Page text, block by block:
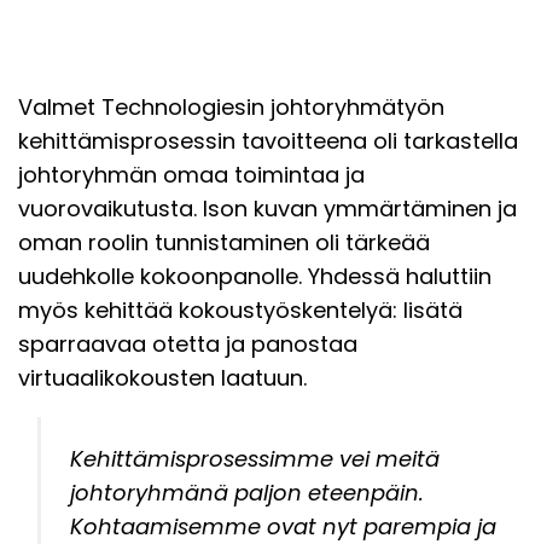
Valmet Technologiesin johtoryhmätyön
kehittämisprosessin tavoitteena oli tarkastella
johtoryhmän omaa toimintaa ja
vuorovaikutusta. Ison kuvan ymmärtäminen ja
oman roolin tunnistaminen oli tärkeää
uudehkolle kokoonpanolle. Yhdessä haluttiin
myös kehittää kokoustyöskentelyä: lisätä
sparraavaa otetta ja panostaa
virtuaalikokousten laatuun.
Kehittämisprosessimme vei meitä
johtoryhmänä paljon eteenpäin.
Kohtaamisemme ovat nyt parempia ja